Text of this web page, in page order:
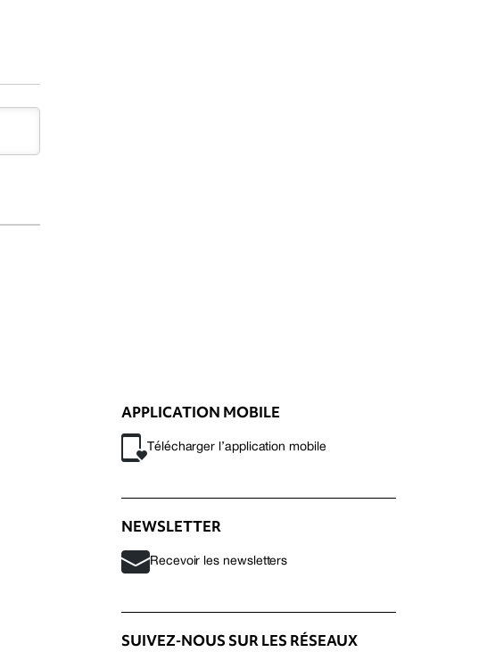
APPLICATION MOBILE
Télécharger l’application mobile
NEWSLETTER
Recevoir les newsletters
SUIVEZ-NOUS SUR LES RÉSEAUX